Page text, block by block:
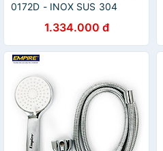
0172D - INOX SUS 304
1.334.000 đ